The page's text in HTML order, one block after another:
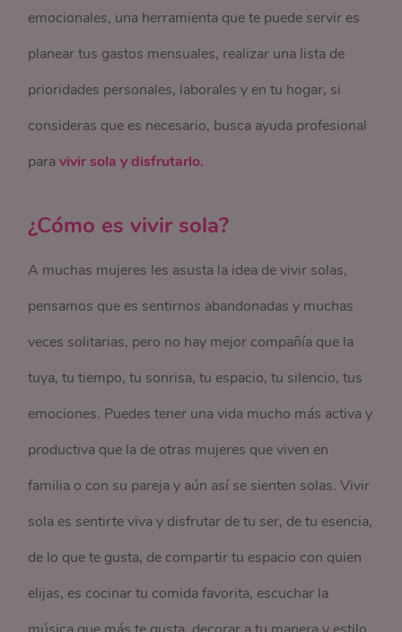
emocionales, una herramienta que te puede servir es
planear tus gastos mensuales, realizar una lista de
prioridades personales, laborales y en tu hogar, si
consideras que es necesario, busca ayuda profesional
paravivir sola y disfrutarlo.
¿Cómo es vivir sola?
A muchas mujeres les asusta la idea de vivir solas,
pensamos que es sentirnos abandonadas y muchas
veces solitarias, pero no hay mejor compañía que la
tuya, tu tiempo, tu sonrisa, tu espacio, tu silencio, tus
emociones. Puedes tener una vida mucho más activa y
productiva que la de otras mujeres que viven en
familia o con su pareja y aún así se sienten solas. Vivir
sola es sentirte viva y disfrutar de tu ser, de tu esencia,
de lo que te gusta, de compartir tu espacio con quien
elijas, es cocinar tu comida favorita, escuchar la